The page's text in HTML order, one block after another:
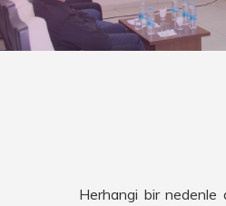
Herhangi bir nedenle